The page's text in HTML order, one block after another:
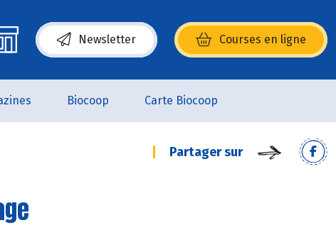
Newsletter Courses en ligne
(s’ouvre dans une nouvelle fenêtre)
Biocoop Carte Biocoop
Partager sur